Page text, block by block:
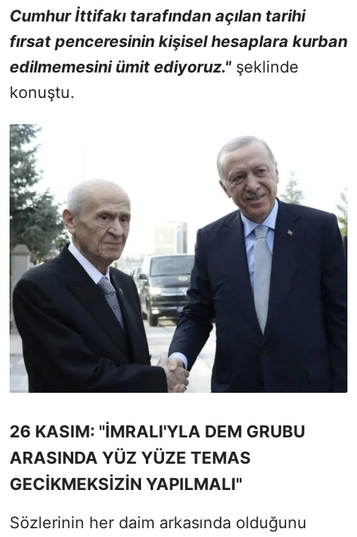
Cumhur İttifakı tarafından açılan tarihi
fırsat penceresinin kişisel hesaplara kurban
edilmemesini ümit ediyoruz."şeklinde
konuştu.
26 KASIM: "İMRALI'YLA DEM GRUBU
ARASINDA YÜZ YÜZE TEMAS
GECİKMEKSİZİN YAPILMALI"
Sözlerinin her daim arkasında olduğunu